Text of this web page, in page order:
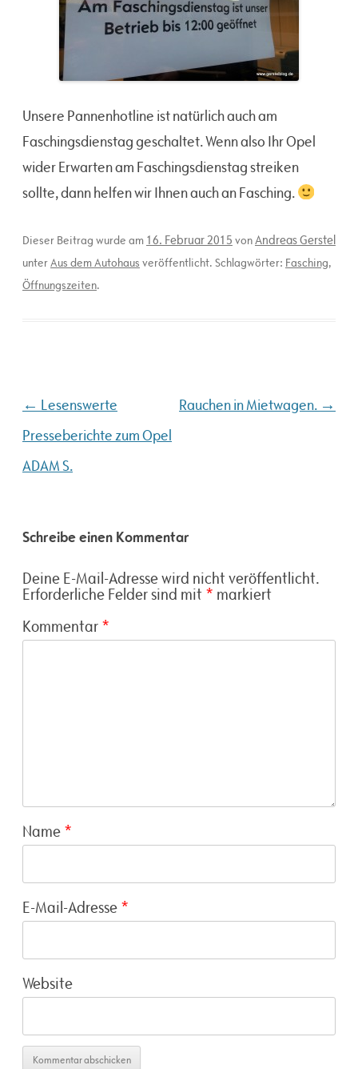
Unsere Pannenhotline ist natürlich auch am
Faschingsdienstag geschaltet. Wenn also Ihr Opel
wider Erwarten am Faschingsdienstag streiken
sollte, dann helfen wir Ihnen auch an Fasching.
Dieser Beitrag wurde am 16. Februar 2015 vonAndreas Gerstel
unterAus dem Autohaus veröffentlicht. Schlagwörter: Fasching,
Öffnungszeiten.
Beitragsnavigation
← Lesenswerte
Presseberichte zum Opel
ADAM S.
Rauchen in Mietwagen. →
Schreibe einen Kommentar
Deine E-Mail-Adresse wird nicht veröffentlicht.
Erforderliche Felder sind mit * markiert
Kommentar *
Name *
E-Mail-Adresse *
Website